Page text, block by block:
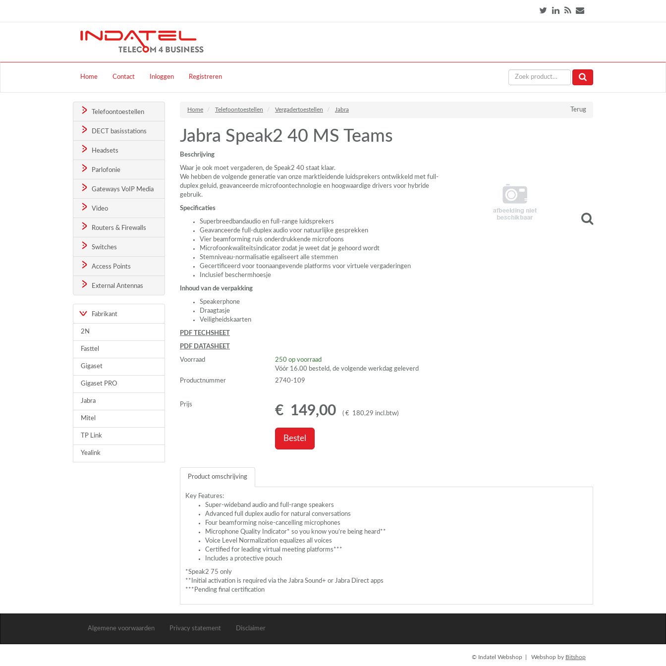
Home Contact Inloggen Registreren
Telefoontoestellen
DECT basisstations
Headsets
Parlofonie
Gateways VoIP Media
Video
Routers & Firewalls
Switches
Access Points
External Antennas
Fabrikant
2N
Fasttel
Gigaset
Gigaset PRO
Jabra
Mitel
TP Link
Yealink
Terug
Home Telefoontoestellen Vergadertoestellen Jabra
Jabra Speak2 40 MS Teams
Beschrijving
Waar je ook moet vergaderen, de Speak2 40 staat klaar.
We hebben de volgende generatie van onze marktleidende luidsprekers ontwikkeld met full-
duplex geluid, geavanceerde microfoontechnologie en hoogwaardige drivers voor hybride
gebruik.
Specificaties
Superbreedbandaudio en full-range luidsprekers
Geavanceerde full-duplex audio voor natuurlijke gesprekken
Vier beamforming ruis onderdrukkende microfoons
Microfoonkwaliteitsindicator zodat je weet dat je gehoord wordt
Stemniveau-normalisatie egaliseert alle stemmen
Gecertificeerd voor toonaangevende platforms voor virtuele vergaderingen
Inclusief beschermhoesje
Inhoud van de verpakking
Speakerphone
Draagtasje
Veiligheidskaarten
PDF TECHSHEET
PDF DATASHEET
Voorraad 250 op voorraad
Vóór 16.00 besteld, de volgende werkdag geleverd
Productnummer
2740-109
Prijs € 149,00 ( € 180,29 incl.btw)
Bestel
Product omschrijving
Key Features:
Super-wideband audio and full-range speakers
Advanced full duplex audio for natural conversations
Four beamforming noise-cancelling microphones
Microphone Quality Indicator* so you know you’re being heard**
Voice Level Normalization equalizes all voices
Certified for leading virtual meeting platforms***
Includes a protective pouch
*Speak2 75 only
**Initial activation is required via the Jabra Sound+ or Jabra Direct apps
***Pending final certification
Algemene voorwaarden Privacy statement Disclaimer
© Indatel Webshop | Webshop by Bitshop